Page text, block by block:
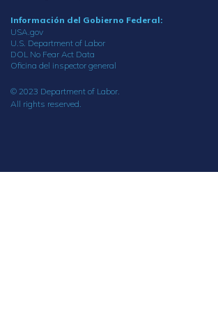
Información del Gobierno Federal:
USA.gov
U.S. Department of Labor
DOL No Fear Act Data
Oficina del inspector general
© 2023 Department of Labor.
All rights reserved.